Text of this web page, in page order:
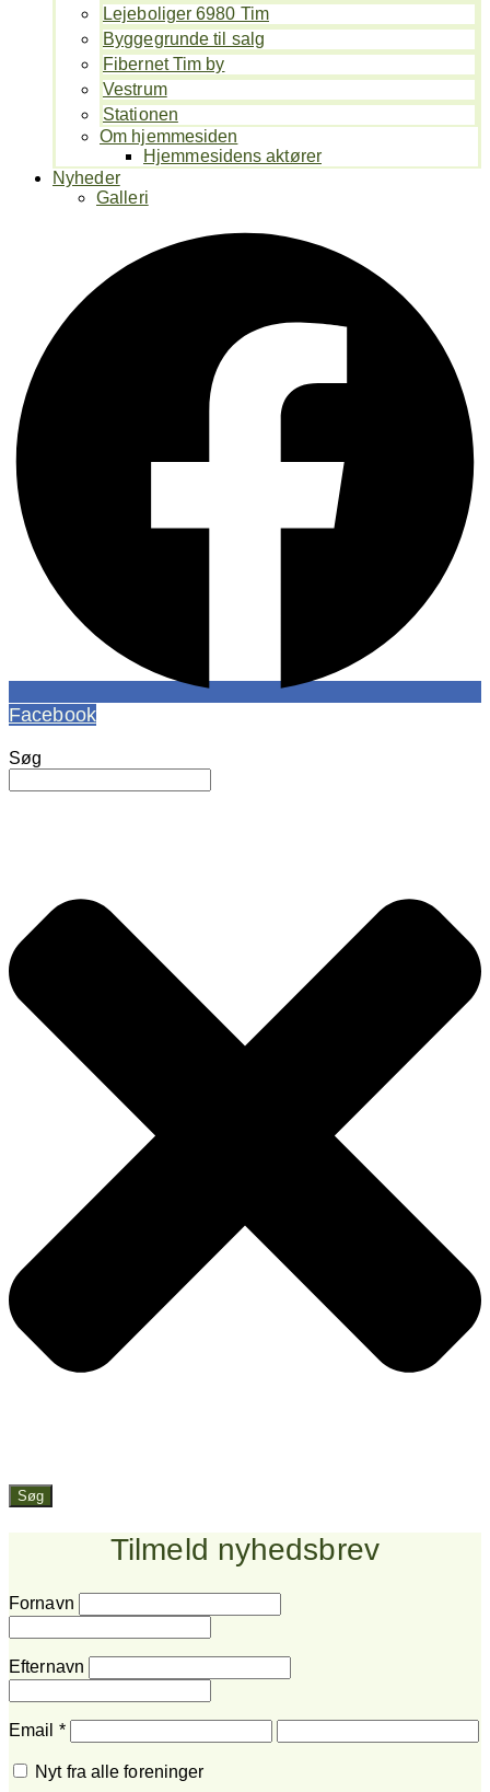
Lejeboliger 6980 Tim
Byggegrunde til salg
Fibernet Tim by
Vestrum
Stationen
Om hjemmesiden
Hjemmesidens aktører
Nyheder
Galleri
Facebook
Søg
Søg
Tilmeld nyhedsbrev
Fornavn
Efternavn
Email *
Nyt fra alle foreninger